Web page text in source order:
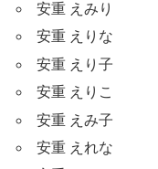
安重 えみり
安重 えりな
安重 えり子
安重 えりこ
安重 えみ子
安重 えれな